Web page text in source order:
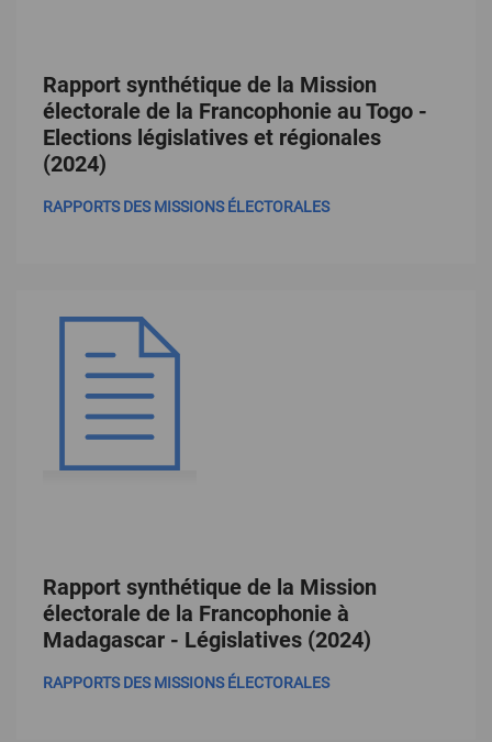
Rapport synthétique de la Mission
électorale de la Francophonie au Togo -
Elections législatives et régionales
(2024)
RAPPORTS DES MISSIONS ÉLECTORALES
Rapport synthétique de la Mission
électorale de la Francophonie à
Madagascar - Législatives (2024)
RAPPORTS DES MISSIONS ÉLECTORALES